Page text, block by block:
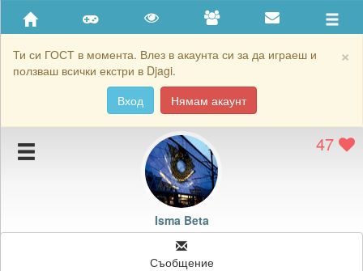
×
Ти си ГОСТ в момента. Влез в акаунта си за да играеш и
ползваш всички екстри в Djagi.
Вход
Нямам акаунт
Приятели
Хронология на игри
Подаръците на Isma Beta
Картичките на Isma Beta
47
Isma Beta
Съобщение